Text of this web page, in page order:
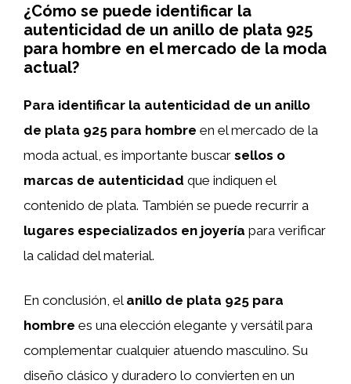
¿Cómo se puede identificar la
autenticidad de un anillo de plata 925
para hombre en el mercado de la moda
actual?
Para identificar la autenticidad de un anillo
de plata 925 para hombre en el mercado de la
moda actual, es importante buscar sellos o
marcas de autenticidad que indiquen el
contenido de plata. También se puede recurrir a
lugares especializados en joyería para verificar
la calidad del material.
En conclusión, el anillo de plata 925 para
hombre es una elección elegante y versátil para
complementar cualquier atuendo masculino. Su
diseño clásico y duradero lo convierten en un